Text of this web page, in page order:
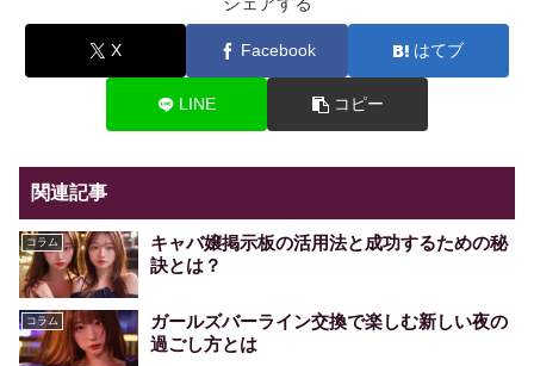
X Facebook はてブ
LINE コピー
関連記事
コラム
キャバ嬢掲示板の活用法と成功するための秘
訣とは？
コラム
ガールズバーライン交換で楽しむ新しい夜の
過ごし方とは